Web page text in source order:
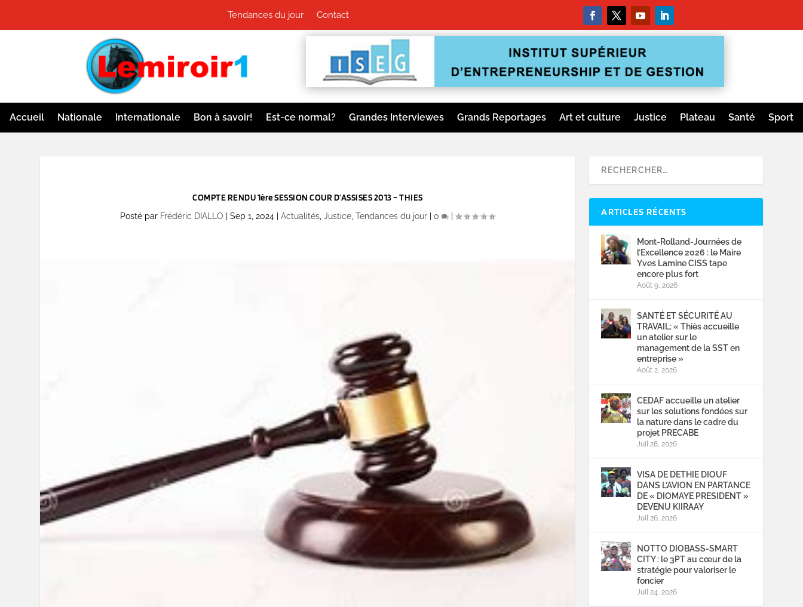
Tendances du jour Contact
Accueil Nationale Internationale Bon à savoir! Est-ce normal? Grandes Interviewes Grands Reportages Art et culture Justice Plateau Santé Sport
COMPTE RENDU 1ère SESSION COUR D’ASSISES 2013 – THIES
Posté par Frédéric DIALLO |Sep 1, 2024 |Actualités ,Justice ,Tendances du jour |0 | ARTICLES RÉCENTS
Mont-Rolland-Journées de
l’Excellence 2026 : le Maire
Yves Lamine CISS tape
encore plus fort
Août 9, 2026
SANTÉ ET SÉCURITÉ AU
TRAVAIL: « Thiès accueille
un atelier sur le
management de la SST en
entreprise »
Août 2, 2026
CEDAF accueille un atelier
sur les solutions fondées sur
la nature dans le cadre du
projet PRECABE
Juil 28, 2026
VISA DE DETHIE DIOUF
DANS L’AVION EN PARTANCE
DE « DIOMAYE PRESIDENT »
DEVENU KIIRAAY
Juil 26, 2026
NOTTO DIOBASS-SMART
CITY : le 3PT au cœur de la
stratégie pour valoriser le
foncier
Juil 24, 2026